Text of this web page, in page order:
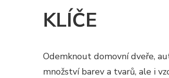
KLÍČE
Odemknout domovní dveře,
množství barev a tvarů, ale i